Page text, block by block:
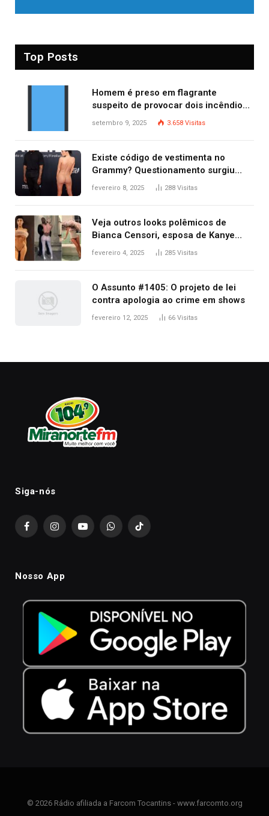
Top Posts
Homem é preso em flagrante
suspeito de provocar dois incêndios
criminosos no mesmo dia
setembro 9, 2025 3.658 Visitas
Existe código de vestimenta no
Grammy? Questionamento surgiu
após Bianca Censori, mulher de
fevereiro 8, 2025 288 Visitas
Veja outros looks polêmicos de
Bianca Censori, esposa de Kanye
West que apareceu nua no Grammy
fevereiro 4, 2025 285 Visitas
O Assunto #1405: O projeto de lei
contra apologia ao crime em shows
fevereiro 12, 2025 66 Visitas
Siga-nós
FacebookInstagramYouTubeWhatsAppTikTok
Nosso App
© 2026 Rádio afiliada a Farcom Tocantins - www.farcomto.org